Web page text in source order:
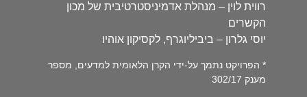
רווית לוין – מנהלת אדמיניסטרטיבית של מכון
הקשרים
יוסי גלרון – ביביליוגרף, לקסיקון אוהיו
* הפרויקט נתמך על-ידי הקרן הלאומית למדעים, מספר
מענק 302/17